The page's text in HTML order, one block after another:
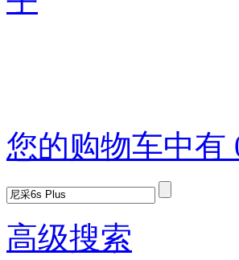
您的购物车中
高级搜索